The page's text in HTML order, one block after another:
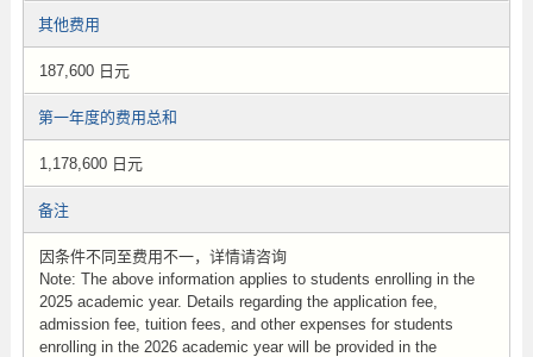
其他费用
187,600 日元
第一年度的费用总和
1,178,600 日元
备注
因条件不同至费用不一，详情请咨询
Note: The above information applies to students enrolling in the
2025 academic year. Details regarding the application fee,
admission fee, tuition fees, and other expenses for students
enrolling in the 2026 academic year will be provided in the